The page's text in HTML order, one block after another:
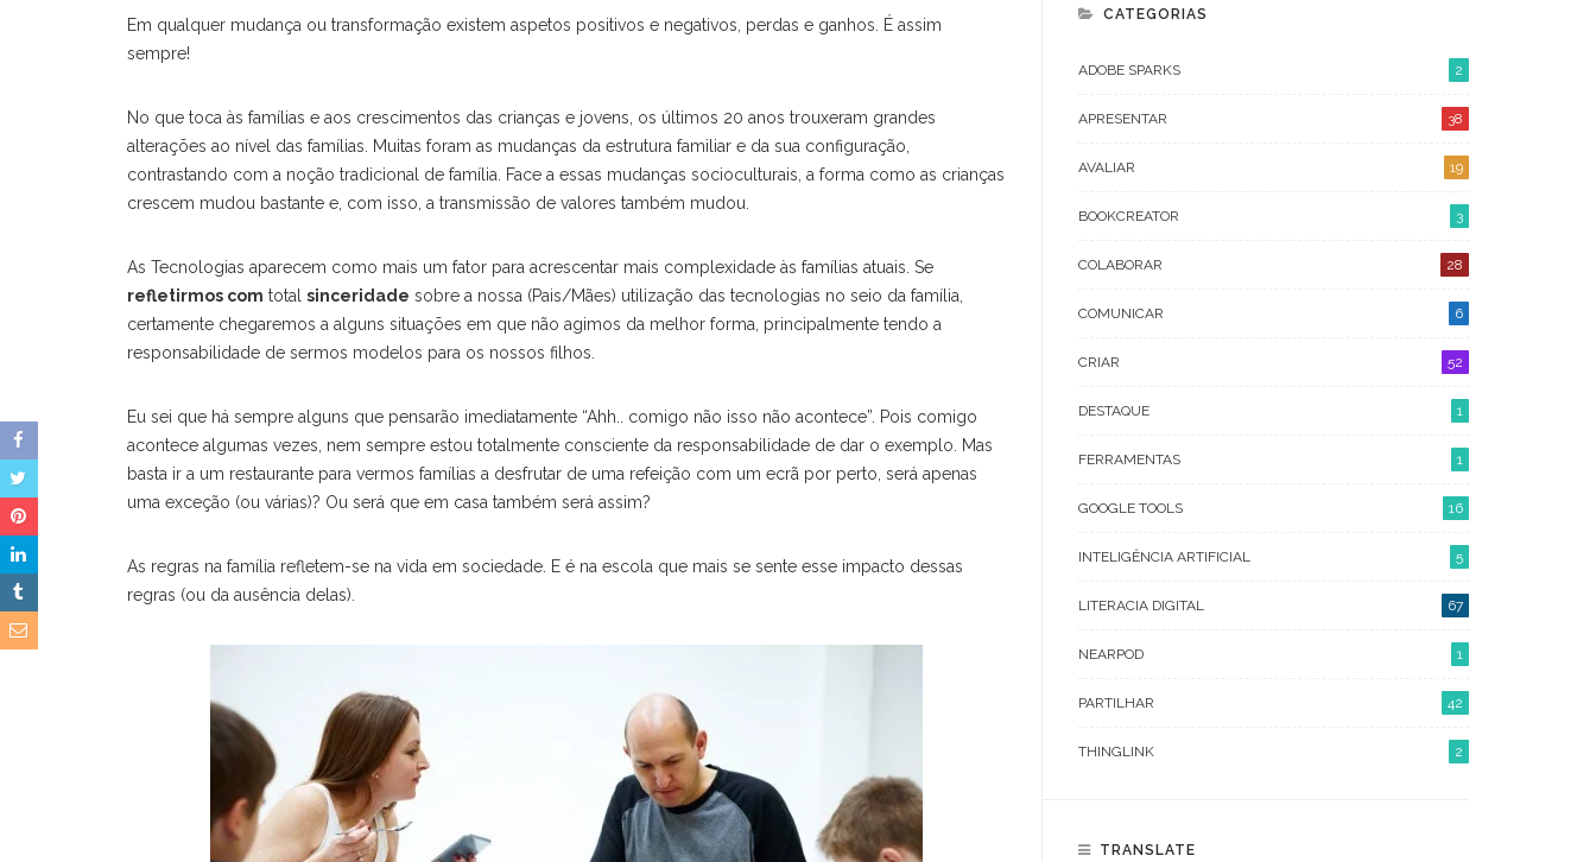
Em qualquer mudança ou transformação existem aspetos positivos e negativos, perdas e ganhos. É assim
sempre!
No que toca às famílias e aos crescimentos das crianças e jovens, os últimos 20 anos trouxeram grandes
alterações ao nível das famílias. Muitas foram as mudanças da estrutura familiar e da sua configuração,
contrastando com a noção tradicional de família. Face a essas mudanças socioculturais, a forma como as crianças
crescem mudou bastante e, com isso, a transmissão de valores também mudou.
As Tecnologias aparecem como mais um fator para acrescentar mais complexidade às famílias atuais. Se
refletirmos com total sinceridade sobre a nossa (Pais/Mães) utilização das tecnologias no seio da família,
certamente chegaremos a alguns situações em que não agimos da melhor forma, principalmente tendo a
responsabilidade de sermos modelos para os nossos filhos.
Eu sei que há sempre alguns que pensarão imediatamente “Ahh.. comigo não isso não acontece”. Pois comigo
acontece algumas vezes, nem sempre estou totalmente consciente da responsabilidade de dar o exemplo. Mas
basta ir a um restaurante para vermos famílias a desfrutar de uma refeição com um ecrã por perto, será apenas
uma exceção (ou várias)? Ou será que em casa também será assim?
As regras na família refletem-se na vida em sociedade. E é na escola que mais se sente esse impacto dessas
regras (ou da ausência delas).
CATEGORIAS
ADOBE SPARKS 2
APRESENTAR 38
AVALIAR 19
BOOKCREATOR 3
COLABORAR 28
COMUNICAR 6
CRIAR 52
DESTAQUE 1
FERRAMENTAS 1
GOOGLE TOOLS 16
INTELIGÊNCIA ARTIFICIAL 5
LITERACIA DIGITAL 67
NEARPOD 1
PARTILHAR 42
THINGLINK 2
TRANSLATE
professores e alunos na utilização das
tecnologias nas escolas. Participou em
Gen10s.pt, no qual ainda é formador.
Sampaio - Sesimbra
96 216 46 24
Gratuito)
2.
800 Professores Que
Decidiram Aprender IA
3.
Futuro Chega Mais Depressa
Do Que Pensas
COLABORAR
DESTAQUE
FERRAMENTAS
LITERACIA DIGITAL
PARTILHAR